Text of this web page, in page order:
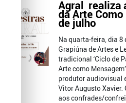
Agral realiza
da Arte
de julho
Na quarta-feira, dia 8
Grapiúna de Artes e
tradicional ‘Ciclo de
Arte como
produtor audiovisual
Vitor Augusto Xavier.
aos confrades/